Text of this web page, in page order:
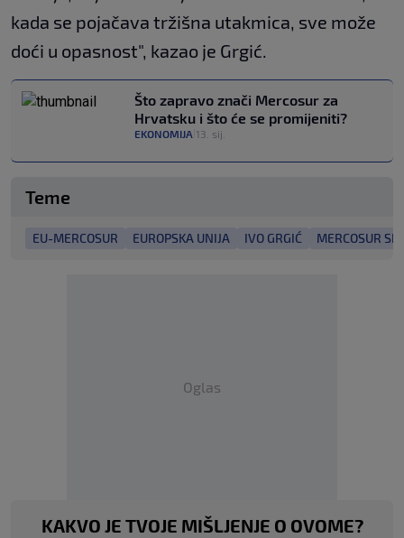
kada se pojačava tržišna utakmica, sve može
doći u opasnost", kazao je Grgić.
Što zapravo znači Mercosur za
Hrvatsku i što će se promijeniti?
EKONOMIJA 13. sij.
Teme
EU-MERCOSUR EUROPSKA UNIJA IVO GRGIĆ MERCOSUR
Oglas
KAKVO JE TVOJE MIŠLJENJE O OVOME?